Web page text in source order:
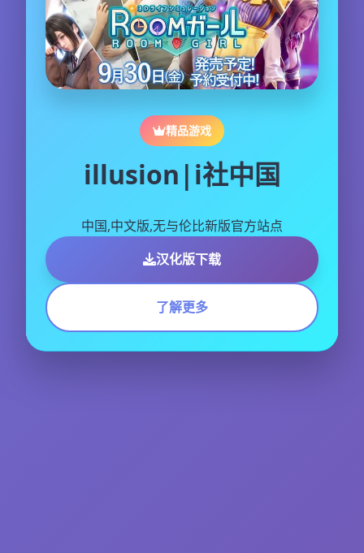
精品游戏
illusion|i社中国
中国,中文版,无与伦比新版官方站点
汉化版下载
了解更多